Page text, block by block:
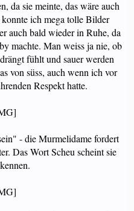
da sie meinte, das wäre auch
ich mega tolle Bilder
auch bald wieder in Ruhe, da
machte. Man weiss ja nie, ob
fühlt und sauer werden
von süss, auch wenn ich vor
Respekt hatte.
- die Murmelidame fordert
Das Wort Scheu scheint sie